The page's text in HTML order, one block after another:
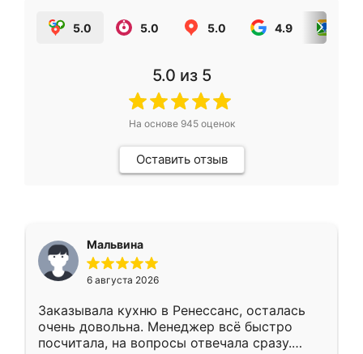
5.0 5.0 5.0 4.9
5.0 из 5
На основе 945оценок
Оставить отзыв
Мальвина
6 августа 2026
Заказывала кухню в Ренессанс, осталась
очень довольна. Менеджер всё быстро
посчитала, на вопросы отвечала сразу.